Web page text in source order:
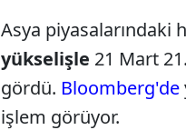
Asya piyasalarındaki
yükselişle 21 Mart
gördü. Bloomberg'de
işlem görüyor.